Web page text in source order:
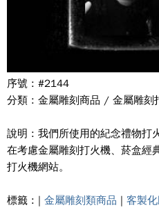
序號 : #2144
分類 : 金屬雕刻商品 / 金屬雕刻
說明 : 我們所使用的紀念禮物打
在考慮金屬雕刻打火機、菸盒經
打火機網站。
標籤 : | 金屬雕刻類商品 | 客製